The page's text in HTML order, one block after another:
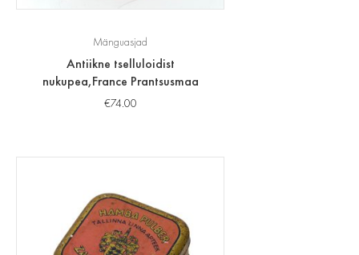
Mänguasjad
Antiikne tselluloidist
nukupea,France Prantsusmaa
€74.00